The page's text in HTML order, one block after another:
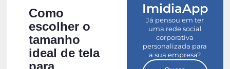
Como
escolher o
tamanho
ideal de tela
ImidiaApp
Já pensou em ter
uma rede social
corporativa
personalizada para
a sua empresa?